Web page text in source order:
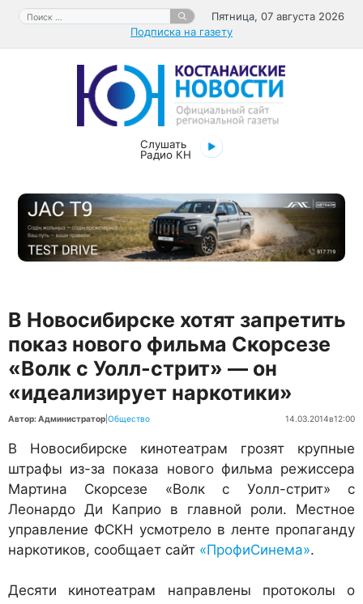
Перейти
содержимому
Поиск:
Пятница, 07 августа 2026
Подписка на газету
Слушать
Радио КН
В Новосибирске хотят запретить
показ нового фильма Скорсезе
«Волк с Уолл-стрит» — он
«идеализирует наркотики»
Автор: Администратор Общество 14.03.2014в12:00
В Новосибирске кинотеатрам грозят крупные
штрафы из-за показа нового фильма режиссера
Мартина Скорсезе «Волк с Уолл-стрит» с
Леонардо Ди Каприо в главной роли. Местное
управление ФСКН усмотрело в ленте пропаганду
наркотиков, сообщает сайт «ПрофиСинема».
Десяти кинотеатрам направлены протоколы о